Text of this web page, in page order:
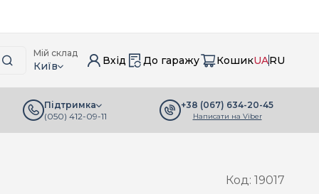
Мій склад
Київ Вхід До гаражу КошикUARU
Підтримка
(050) 412-09-11
+38 (067) 634-20-45
Написати на Viber
Код: 19017